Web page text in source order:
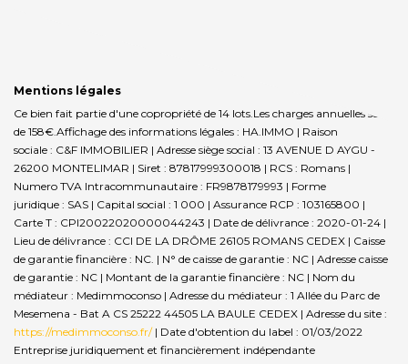
Mentions légales
Ce bien fait partie d'une copropriété de 14 lots.Les charges annuelles sont
de 158€.Affichage des informations légales : HA.IMMO | Raison
sociale : C&F IMMOBILIER | Adresse siège social : 13 AVENUE D AYGU -
26200 MONTELIMAR | Siret : 87817999300018 | RCS : Romans |
Numero TVA Intracommunautaire : FR9878179993 | Forme
juridique : SAS | Capital social : 1 000 | Assurance RCP : 103165800 |
Carte T : CPI20022020000044243 | Date de délivrance : 2020-01-24 |
Lieu de délivrance : CCI DE LA DRÔME 26105 ROMANS CEDEX | Caisse
de garantie financière : NC. | N° de caisse de garantie : NC | Adresse caisse
de garantie : NC | Montant de la garantie financière : NC | Nom du
médiateur : Medimmoconso | Adresse du médiateur : 1 Allée du Parc de
Mesemena - Bat A CS 25222 44505 LA BAULE CEDEX | Adresse du site :
https://medimmoconso.fr/| Date d'obtention du label : 01/03/2022
Entreprise juridiquement et financièrement indépendante